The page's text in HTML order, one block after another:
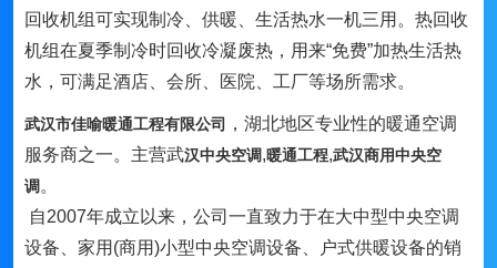
回收机组可实现制冷、供暖、生活热水一机三用。热回收
机组在夏季制冷时回收冷凝废热，用来“免费”加热生活热
水，可满足酒店、会所、医院、工厂等场所需求。
武汉市佳喻暖通工程有限公司
，湖北地区专业性的暖通空调
服务商之一。主营武汉中央空调,暖通工程,武汉商用中央空
调。
自2007年成立以来，公司一直致力于在大中型中央空调
设备、家用(商用)小型中央空调设备、户式供暖设备的销